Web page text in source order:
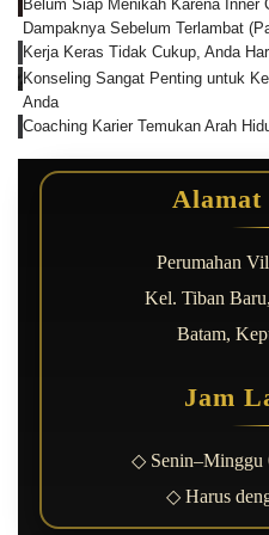
Belum Siap Menikah Karena Inner
Dampaknya Sebelum Terlambat
Kerja Keras Tidak Cukup, Anda
Konseling Sangat Penting untuk
Anda
Coaching Karier Temukan Arah
Perumahan
Kel. Tiban
Batam,
Jam
◇ Senin–Minggu
◇ Harus